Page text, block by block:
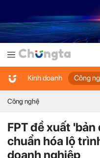
Kinh doanh Công
Công nghệ
FPT đề xuất
chuẩn hóa lộ
doanh nghiệp